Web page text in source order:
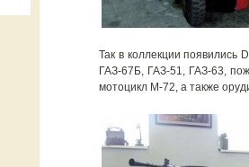
Так в коллекции появились
ГАЗ-67Б, ГАЗ-51, ГАЗ-63,
мотоцикл М-72, а также